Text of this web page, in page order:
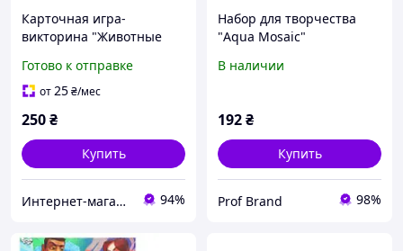
Карточная игра-
викторина "Животные
Готово к отправке
от25₴/мес
250₴
Купить
Интернет-магазин серебряных украшений "Талисман" 94%
Набор для творчества
"Aqua Mosaic"
В наличии
192₴
Купить
Prof Brand 98%